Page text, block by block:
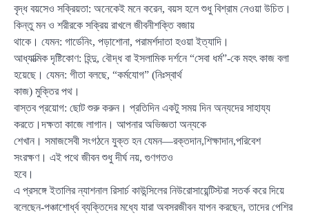
বৃদ্ধ বয়সেও সক্রিয়তা: অনেকেই মনে করেন, বয়স হলে শুধু বিশ্রাম নেওয়া উচিত।
কিন্তু মন ও শরীরকে সক্রিয় রাখলে জীবনীশক্তি বজায়
থাকে। যেমন: গার্ডেনিং, পড়াশোনা, পরামর্শদাতা হওয়া ইত্যাদি।
আধ্যাত্মিক দৃষ্টিকোণ: হিন্দু, বৌদ্ধ বা ইসলামিক দর্শনে “সেবা ধর্ম”-কে মহৎ কাজ বলা
হয়েছে। যেমন: গীতা বলছে, “কর্মযোগ” (নিঃস্বার্থ
কাজ) মুক্তির পথ।
বাস্তব প্রয়োগ: ছোট শুরু করুন। প্রতিদিন একটু সময় দিন অন্যদের সাহায্য
করতে।দক্ষতা কাজে লাগান। আপনার অভিজ্ঞতা অন্যকে
শেখান। সমাজসেবী সংগঠনে যুক্ত হন যেমন—রক্তদান,শিক্ষাদান,পরিবেশ
সংরক্ষণ। এই পথে জীবন শুধু দীর্ঘ নয়, গুণগতও
হবে।
এ প্রসঙ্গে ইতালির ন্যাশনাল রিসার্চ কাউন্সিলের নিউরোসায়েন্টিস্টরা সতর্ক করে দিয়ে
বলেছেন-পঞ্চাশোর্ধ্ব ব্যক্তিদের মধ্যে যারা অবসরজীবন যাপন করছেন, তাদের পেশির